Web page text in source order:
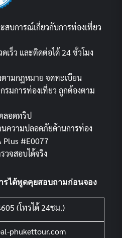
บการณ์เกี่ยวกับการท่องเที่ยว
เร็ว และติดต่อได้ 24 ชั่วโมง
ามกฏหมาย จดทะเบียน
รมการท่องเที่ยว ถูกต้องตาม
ลอดทริป
ความปลอดภัยด้านการท่อง
Plus #E0077
วจสอบได้จริง
รได้พูดคุยสอบถามก่อนจอง
(โทรได้ 24ชม.)
phukettour.com